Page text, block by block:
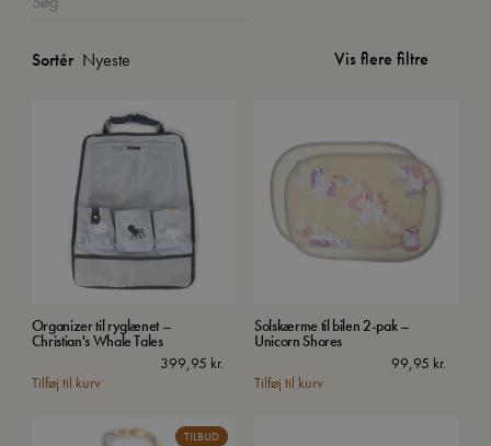
Sortér Vis flere filtre
Organizer til ryglænet –
Christian's Whale Tales
399,95 kr.
Tilføj til kurv
Solskærme til bilen 2-pak –
Unicorn Shores
99,95 kr.
Tilføj til kurv
TILBUD